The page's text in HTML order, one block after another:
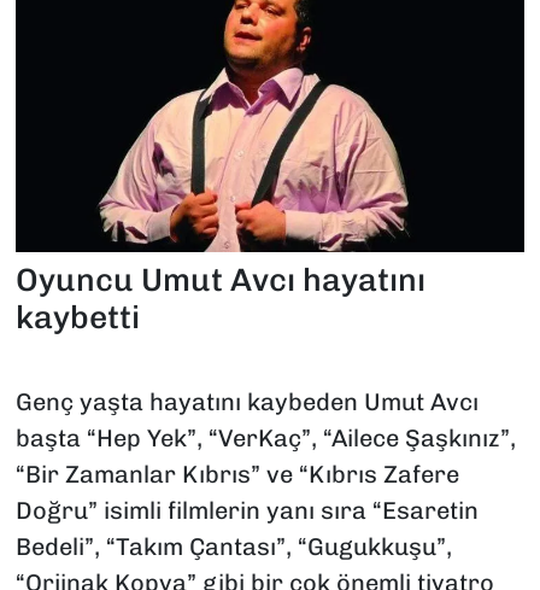
Oyuncu Umut Avcı hayatını
kaybetti
Genç yaşta hayatını kaybeden Umut Avcı
başta “Hep Yek”, “VerKaç”, “Ailece Şaşkınız”,
“Bir Zamanlar Kıbrıs” ve “Kıbrıs Zafere
Doğru” isimli filmlerin yanı sıra “Esaretin
Bedeli”, “Takım Çantası”, “Gugukkuşu”,
“Orjinak Kopya” gibi bir çok önemli tiyatro